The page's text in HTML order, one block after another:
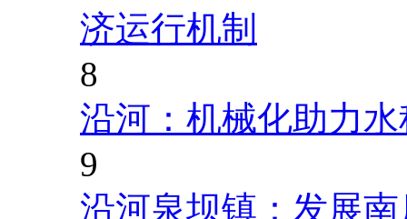
济运行机制
8
沿河：机械化助力
9
沿河泉坝镇：发展